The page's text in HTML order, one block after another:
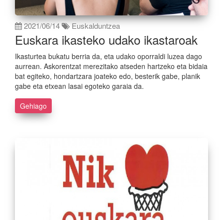
2021/06/14 Euskalduntzea
Euskara ikasteko udako ikastaroak
Ikasturtea bukatu berria da, eta udako oporraldi luzea dago
aurrean. Askorentzat merezitako atseden hartzeko eta bidaia
bat egiteko, hondartzara joateko edo, besterik gabe, planik
gabe eta etxean lasai egoteko garaia da.
Gehiago